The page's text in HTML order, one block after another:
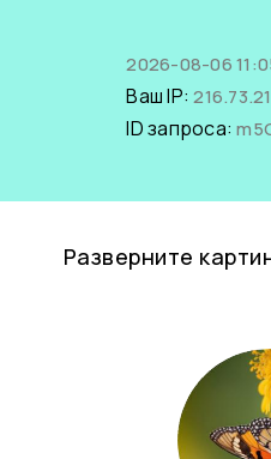
2026-08-06
Ваш IP:
ID запроса:
Разверните